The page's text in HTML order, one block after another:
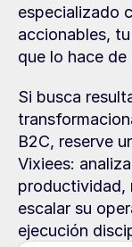
especializado
accionables,
que lo hace
Si busca
B2C, reserve
Vixiees:
productividad,
escalar su
ejecución